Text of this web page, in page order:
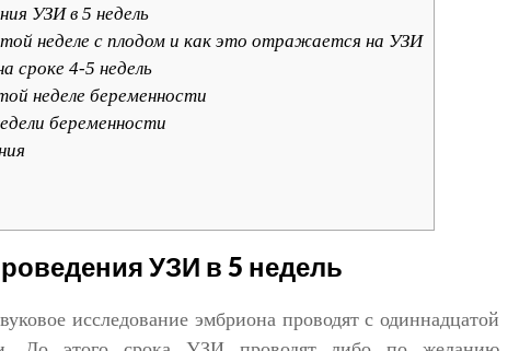
УЗИ в 5 недель
неделе с плодом и как это отражается на УЗИ
сроке 4-5 недель
неделе беременности
беременности
УЗИ в 5 недель
исследование эмбриона проводят с одиннадцатой